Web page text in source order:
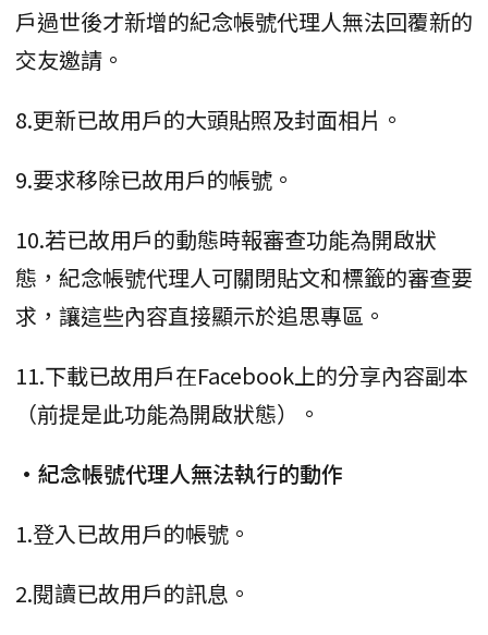
戶過世後才新增的紀念帳號代理人無法回覆新的
交友邀請。
8.更新已故用戶的大頭貼照及封面相片。
9.要求移除已故用戶的帳號。
10.若已故用戶的動態時報審查功能為開啟狀
態，紀念帳號代理人可關閉貼文和標籤的審查要
求，讓這些內容直接顯示於追思專區。
11.下載已故用戶在Facebook上的分享內容副本
（前提是此功能為開啟狀態）。
•紀念帳號代理人無法執行的動作
1.登入已故用戶的帳號。
2.閱讀已故用戶的訊息。